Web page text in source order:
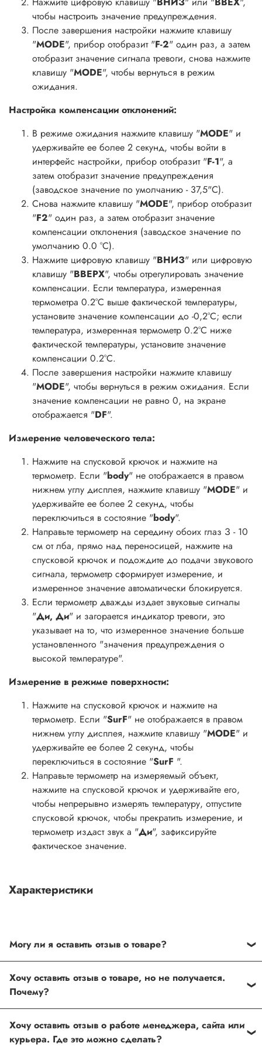
чтобы настроить значение предупреждения.
После завершения настройки нажмите клавишу
"MODE", прибор отобразит "F-2" один раз, а затем
отобразит значение сигнала тревоги, снова нажмите
клавишу "MODE", чтобы вернуться в режим
ожидания.
Настройка компенсации отклонений:
В режиме ожидания нажмите клавишу "MODE" и
удерживайте ее более 2 секунд, чтобы войти в
интерфейс настройки, прибор отобразит "F-1", а
затем отобразит значение предупреждения
(заводское значение по умолчанию - 37,5"С).
Снова нажмите клавишу "MODE", прибор отобразит
"F2" один раз, а затем отобразит значение
компенсации отклонения (заводское значение по
умолчанию 0.0 °С).
Нажмите цифровую клавишу "ВНИЗ" или цифровую
клавишу "ВВЕРХ", чтобы отрегулировать значение
компенсации. Если температура, измеренная
термометра 0.2°С выше фактической температуры,
установите значение компенсации до -0,2°С; если
температура, измеренная термометр 0.2°С ниже
фактической температуры, установите значение
компенсации 0.2°С.
После завершения настройки нажмите клавишу
"MODE", чтобы вернуться в режим ожидания. Если
значение компенсации не равно 0, на экране
отображается "DF".
Измерение человеческого тела:
Нажмите на спусковой крючок и нажмите на
термометр. Если "body" не отображается в правом
нижнем углу дисплея, нажмите клавишу "MODE" и
удерживайте ее более 2 секунд, чтобы
переключиться в состояние "body".
Направьте термометр на середину обоих глаз З - 10
см от лба, прямо над переносицей, нажмите на
спусковой крючок и подождите до подачи звукового
сигнала, термометр сформирует измерение, и
измеренное значение автоматически блокируется.
Если термометр дважды издает звуковые сигналы
"Ди, Ди" и загорается индикатор тревоги, это
указывает на то, что измеренное значение больше
установленного "значения предупреждения о
высокой температуре".
Измерение в режиме поверхности:
Нажмите на спусковой крючок и нажмите на
термометр. Если "SurF" не отображается в правом
нижнем углу дисплея, нажмите клавишу "MODE" и
удерживайте ее более 2 секунд, чтобы
переключиться в состояние "SurF ".
Направьте термометр на измеряемый объект,
нажмите на спусковой крючок и удерживайте его,
чтобы непрерывно измерять температуру, отпустите
спусковой крючок, чтобы прекратить измерение, и
термометр издаст звук а "Ди", зафиксируйте
фактическое значение.
Характеристики
специальное поле, где Вы можете оставить свой отзыв.
Также Вы можете присвоить товару от одной до пяти
звёзд. Все отзывы о товарах проходят модерацию.
Хочу оставить отзыв о товаре, но не получается.
полей. Если поля заполнены корректно, то свяжитесь с
нами по телефону +7 (812) 565-32-05;
Хочу оставить отзыв о работе менеджера, сайта или